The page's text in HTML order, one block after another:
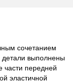
сочетанием
детали выполнены
части передней
эластичной